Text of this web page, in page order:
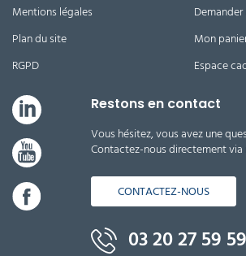
Mentions légales
Plan du site
RGPD
Mon
Espace
Restons en contact
Vous hésitez, vous avez une
Contactez-nous directement
CONTACTEZ-NOUS
03 20 27 59 59